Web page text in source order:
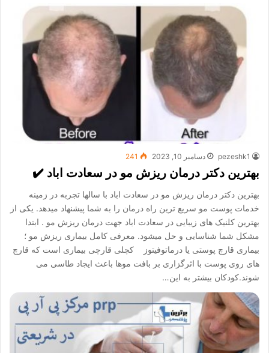
pezeshk1 دسامبر 10, 2023 241
بهترین دکتر درمان ریزش مو در سعادت اباد ✔️
بهترین دکتر درمان ریزش مو در سعادت اباد با سالها تجربه در زمینه
خدمات پوست مو سریع ترین راه درمان را به شما پیشنهاد میدهد. یکی از
بهترین کلنیک های زیبایی در سعادت اباد جهت درمان ریزش مو . ابتدا
مشکل شما شناسایی و حل میشود. معرفی کامل بیماری ریزش مو ؛
بیماری قارچ پوستی یا درماتوفیتوز کچلی قارچی بیماری است که قارچ
های روی پوست با اثرگزاری بر بافت موها باعث ایجاد طاسی می
شوند.کودکان بیشتر به این…